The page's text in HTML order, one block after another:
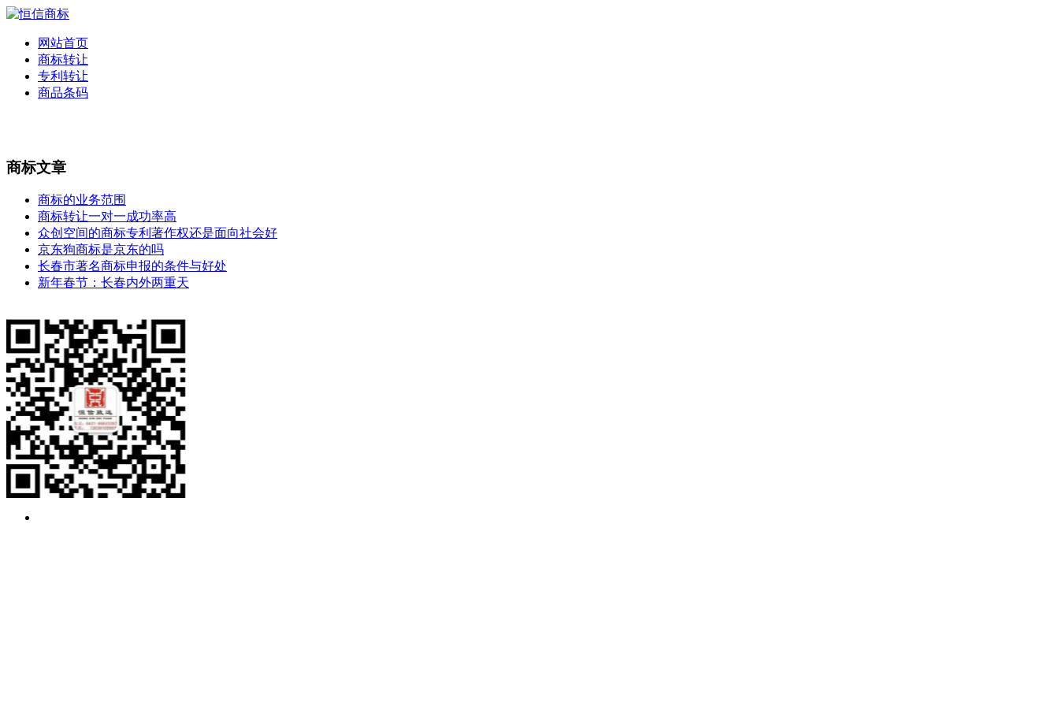
网站首页
商标转让
专利转让
商品条码
商标文章
商标的业务范围
商标转让一对一成功率高
众创空间的商标专利著作权还是面向社会好
京东狗商标是京东的吗
长春市著名商标申报的条件与好处
新年春节：长春内外两重天